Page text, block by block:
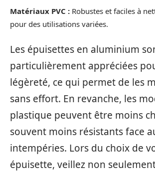
Matériaux PVC : Robustes et faciles à
pour des utilisations variées.
Les épuisettes en aluminium
particulièrement appréciées
légèreté, ce qui permet de les
sans effort. En revanche, les
plastique peuvent être moins
souvent moins résistants face
intempéries. Lors du choix de
épuisette, veillez non